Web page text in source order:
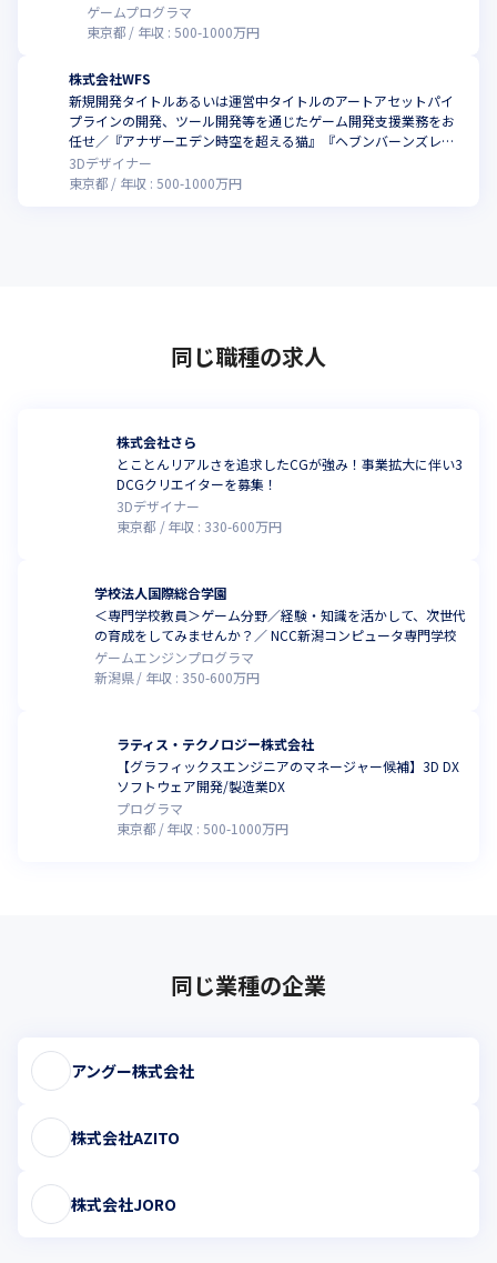
ゲームプログラマ
東京都
年収 : 500-1000万円
株式会社WFS
新規開発タイトルあるいは運営中タイトルのアートアセットパイ
プラインの開発、ツール開発等を通じたゲーム開発支援業務をお
任せ／『アナザーエデン時空を超える猫』『ヘブンバーンズレッ
ド』など有名タイトル多数
3Dデザイナー
東京都
年収 : 500-1000万円
同じ職種の求人
株式会社さら
とことんリアルさを追求したCGが強み！事業拡大に伴い3
DCGクリエイターを募集！
3Dデザイナー
東京都
年収 : 330-600万円
学校法人国際総合学園
＜専門学校教員＞ゲーム分野／経験・知識を活かして、次世代
の育成をしてみませんか？／ NCC新潟コンピュータ専門学校
ゲームエンジンプログラマ
新潟県
年収 : 350-600万円
ラティス・テクノロジー株式会社
【グラフィックスエンジニアのマネージャー候補】3D DX
ソフトウェア開発/製造業DX
プログラマ
東京都
年収 :500-1000万円
同じ業種の企業
アングー株式会社
株式会社AZITO
株式会社JORO